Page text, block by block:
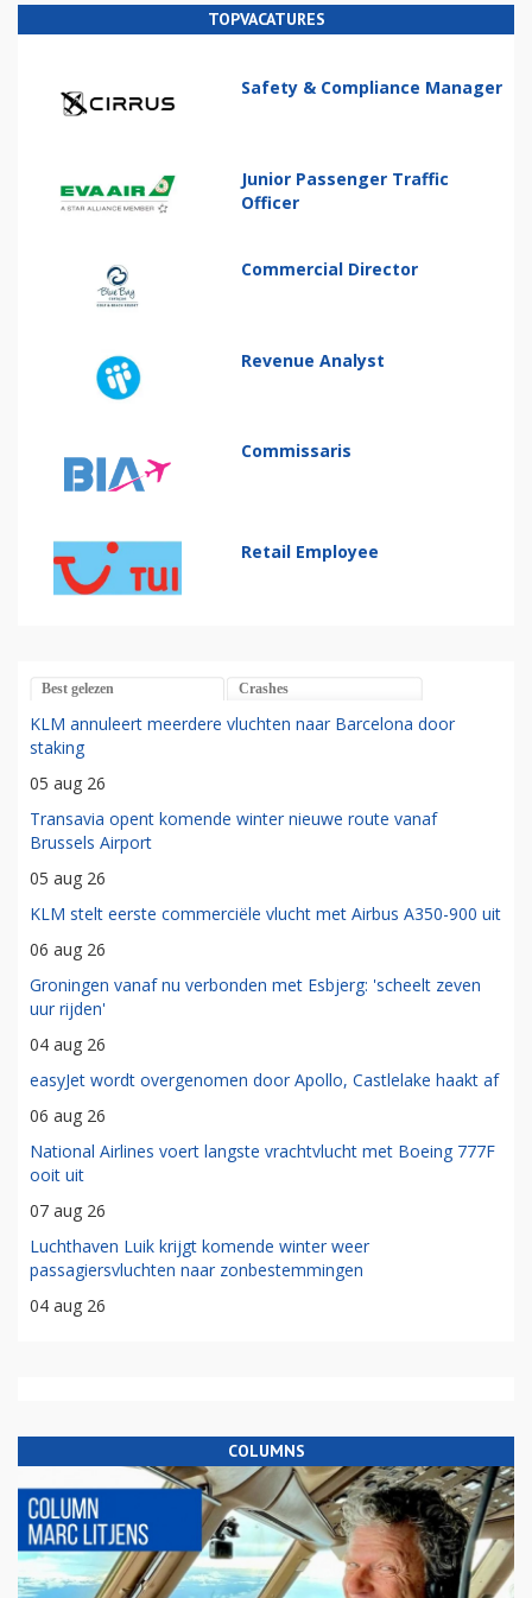
TOPVACATURES
Safety & Compliance Manager
Junior Passenger Traffic
Officer
Commercial Director
Revenue Analyst
Commissaris
Retail Employee
Best gelezen Crashes
KLM annuleert meerdere vluchten naar Barcelona door
staking
05 aug 26
Transavia opent komende winter nieuwe route vanaf
Brussels Airport
05 aug 26
KLM stelt eerste commerciële vlucht met Airbus A350-900 uit
06 aug 26
Groningen vanaf nu verbonden met Esbjerg: 'scheelt zeven
uur rijden'
04 aug 26
easyJet wordt overgenomen door Apollo, Castlelake haakt af
06 aug 26
National Airlines voert langste vrachtvlucht met Boeing 777F
ooit uit
07 aug 26
Luchthaven Luik krijgt komende winter weer
passagiersvluchten naar zonbestemmingen
04 aug 26
COLUMNS